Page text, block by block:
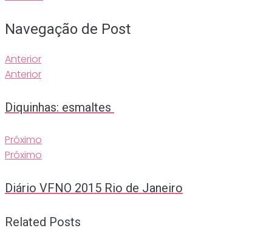
Navegação de Post
Anterior
Anterior
Diquinhas: esmaltes
Próximo
Próximo
Diário VFNO 2015 Rio de Janeiro
Related Posts